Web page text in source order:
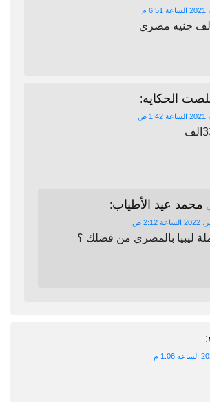
الحكايه:
محمد عيد الأطياب:
ليبيا بالمصري من فضلك ؟
: